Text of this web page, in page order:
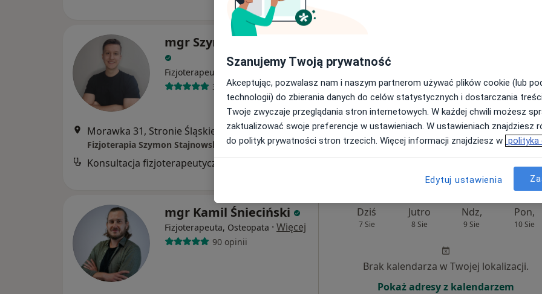
mgr Szymon Stajnowski
Fizjoterapeuta
34 opinie
Morawka 31, Stronie Śląskie Mapa
Fizjoterapia Szymon Stajnowski
Konsultacja fizjoterapeutyczna
Umawianie online nie jest dostępne
Poproś o wizytę
mgr Kamil Śnieciński
Fizjoterapeuta, Osteopata · Więcej
90 opinii
Dziś
7 Sie
Jutro
8 Sie
Ndz,
9 Sie
Pon,
10 Sie
Brak kalendarza w Twojej lokalizacji.
Pokaż adresy z kalendarzem
Szanujemy Twoją prywatność
Akceptując, pozwalasz nam i naszym partnerom używać plików cookie (lub
technologii) do zbierania danych do celów statystycznych i dostarczania
Twoje zwyczaje przeglądania stron internetowych. W każdej chwili możesz
zaktualizować swoje preferencje w ustawieniach. W ustawieniach znajdziesz
do polityk prywatności stron trzecich. Więcej informacji znajdziesz w polityka
Edytuj ustawienia